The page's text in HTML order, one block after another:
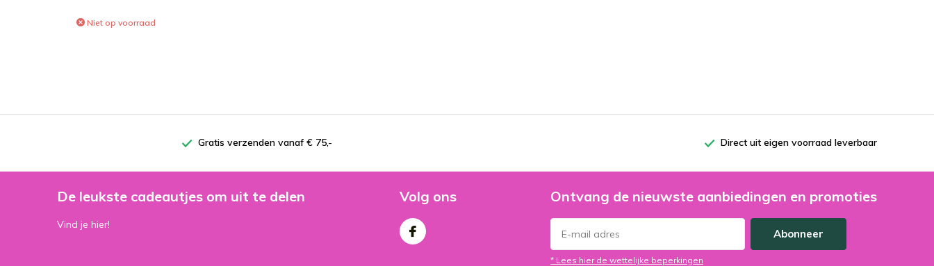
Niet op voorraad
Gratis verzenden vanaf € 75,- Direct uit eigen voorraad leverbaar
De leukste cadeautjes om uit te delen
Vind je hier!
Volg ons Ontvang de nieuwste aanbiedingen en promoties
Abonneer
* Lees hier de wettelijke beperkingen